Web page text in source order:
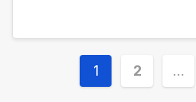
Paginación
1 2 …